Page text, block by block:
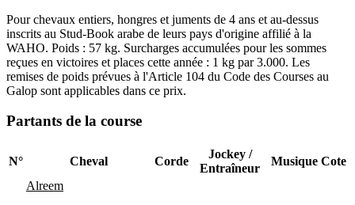
Pour chevaux entiers, hongres et juments de 4 ans et au-dessus
inscrits au Stud-Book arabe de leurs pays d'origine affilié à la
WAHO. Poids : 57 kg. Surcharges accumulées pour les sommes
reçues en victoires et places cette année : 1 kg par 3.000. Les
remises de poids prévues à l'Article 104 du Code des Courses au
Galop sont applicables dans ce prix.
Partants de la course
N° Cheval Corde
Jockey /
Entraîneur
Musique Cote
Alreem